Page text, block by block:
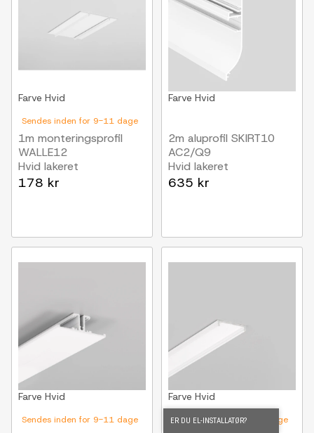
Sendes inden for 9-11 dage
Farve Hvid
1m monteringsprofil
WALLE12
Hvid lakeret
178 kr
Farve Hvid
2m aluprofil SKIRT10
AC2/Q9
Hvid lakeret
635 kr
Sendes inden for 9-11 dage
Farve Hvid
Sendes inden for 9-11 dage
Farve Hvid
ER DU EL-INSTALLATØR?